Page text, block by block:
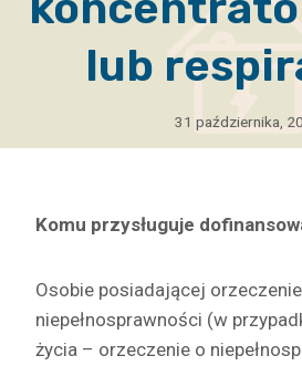
lub
31 października,
Komu przysługuje
Osobie posiadającej
niepełnosprawności (w
życia – orzeczenie o